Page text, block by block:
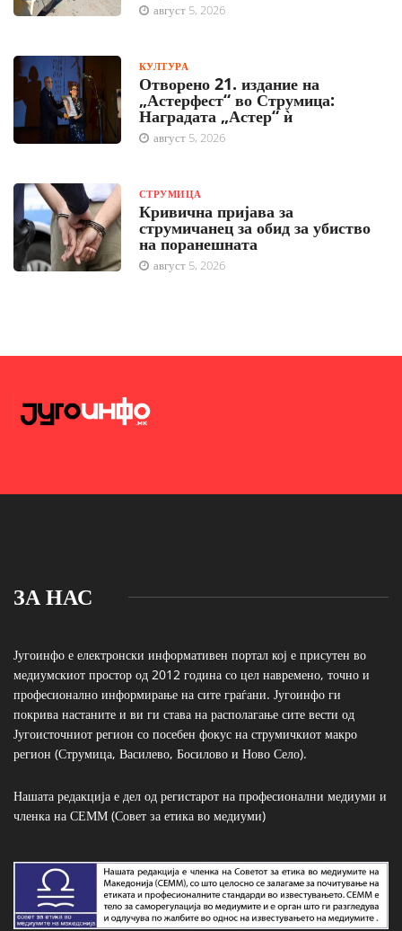
август 5, 2026
КУЛТУРА
Отворено 21. издание на
„Астерфест“ во Струмица:
Наградата „Астер“ ѝ
август 5, 2026
СТРУМИЦА
Кривична пријава за
струмичанец за обид за убиство
на поранешната
август 5, 2026
ЗА НАС
Југоинфо е електронски информативен портал кој е присутен во
медиумскиот простор од 2012 година со цел навремено, точно и
професионално информирање на сите граѓани. Југоинфо ги
покрива настаните и ви ги става на располагање сите вести од
Југоисточниот регион со посебен фокус на струмичкиот макро
регион (Струмица, Василево, Босилово и Ново Село).
Нашата редакција е дел од регистарот на професионални медиуми и
членка на СЕММ (Совет за етика во медиуми)